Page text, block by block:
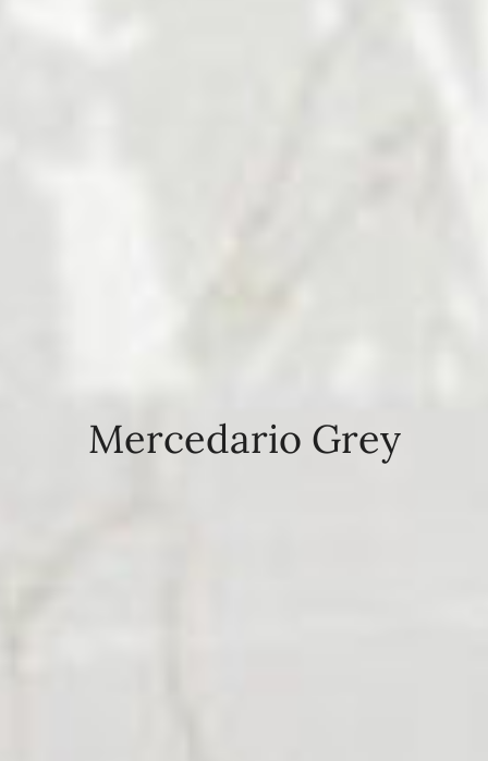
Mercedario Grey